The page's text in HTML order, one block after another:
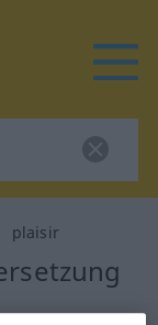
plaisir